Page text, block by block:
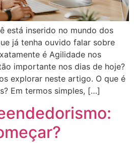
está inserido no mundo dos
já tenha ouvido falar sobre
é Agilidade nos
importante nos dias de hoje?
explorar neste artigo. O que é
Em termos simples, […]